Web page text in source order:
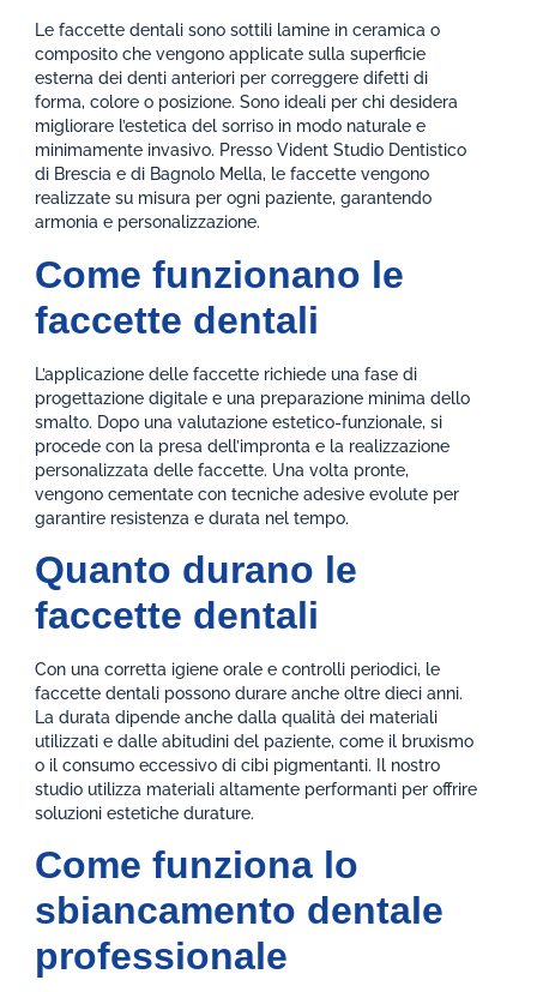
Le faccette dentali sono sottili lamine in ceramica o
composito che vengono applicate sulla superficie
esterna dei denti anteriori per correggere difetti di
forma, colore o posizione. Sono ideali per chi desidera
migliorare l’estetica del sorriso in modo naturale e
minimamente invasivo. Presso Vident Studio Dentistico
di Brescia e di Bagnolo Mella, le faccette vengono
realizzate su misura per ogni paziente, garantendo
armonia e personalizzazione.
Come funzionano le
faccette dentali
L’applicazione delle faccette richiede una fase di
progettazione digitale e una preparazione minima dello
smalto. Dopo una valutazione estetico-funzionale, si
procede con la presa dell’impronta e la realizzazione
personalizzata delle faccette. Una volta pronte,
vengono cementate con tecniche adesive evolute per
garantire resistenza e durata nel tempo.
Quanto durano le
faccette dentali
Con una corretta igiene orale e controlli periodici, le
faccette dentali possono durare anche oltre dieci anni.
La durata dipende anche dalla qualità dei materiali
utilizzati e dalle abitudini del paziente, come il bruxismo
o il consumo eccessivo di cibi pigmentanti. Il nostro
studio utilizza materiali altamente performanti per offrire
soluzioni estetiche durature.
Come funziona lo
sbiancamento dentale
professionale